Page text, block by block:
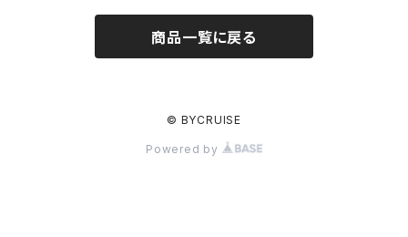
アウターケーブル
スマートフォンケース
ソーラーパネル
商品一覧に戻る
© BYCRUISE
Powered by